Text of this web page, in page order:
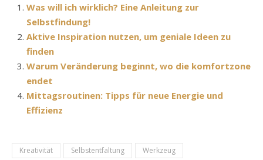
Was will ich wirklich? Eine Anleitung zur
Selbstfindung!
Aktive Inspiration nutzen, um geniale Ideen zu
finden
Warum Veränderung beginnt, wo die komfortzone
endet
Mittagsroutinen: Tipps für neue Energie und
Effizienz
Kreativität Selbstentfaltung Werkzeug